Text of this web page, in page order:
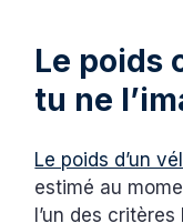
Le poids
tu ne
Le poids d’un
estimé au
l’un des